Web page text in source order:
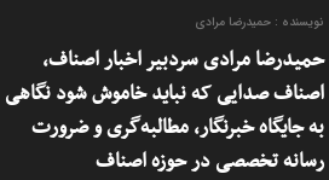
نویسنده : حمیدرضا مرادی
حمیدرضا مرادی سردبیر اخبار اصناف،
اصناف صدایی که نباید خاموش شود نگاهی
به جایگاه خبرنگار، مطالبه‌گری و ضرورت
رسانه تخصصی در حوزه اصناف